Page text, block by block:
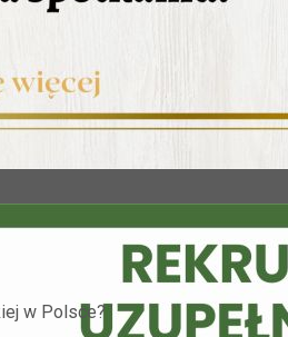
w Polsce?